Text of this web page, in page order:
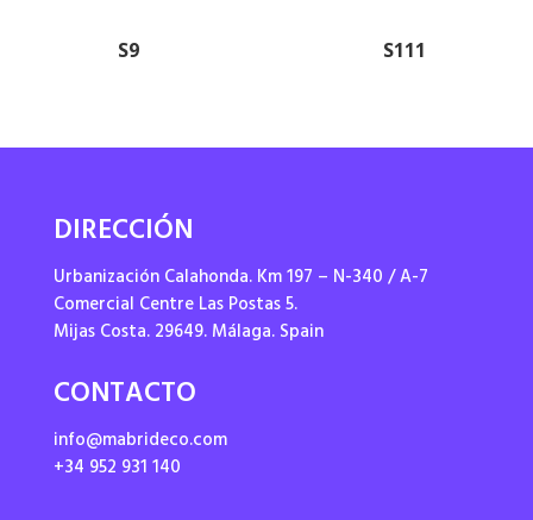
S9 S111
DIRECCIÓN
Urbanización Calahonda. Km 197 – N-340 / A-7
Comercial Centre Las Postas 5.
Mijas Costa. 29649. Málaga. Spain
CONTACTO
info@mabrideco.com
+34 952 931 140